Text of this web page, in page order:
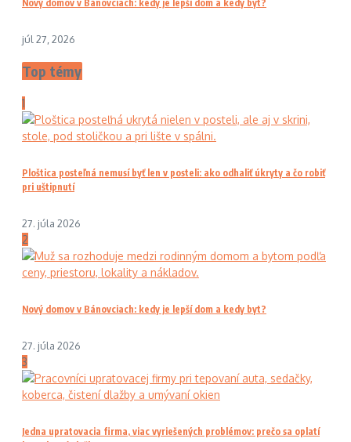
Nový domov v Bánovciach: kedy je lepší dom a kedy byt?
júl 27, 2026
Top témy
1
Ploštica posteľná nemusí byť len v posteli: ako odhaliť úkryty a čo robiť
pri uštipnutí
27. júla 2026
2
Nový domov v Bánovciach: kedy je lepší dom a kedy byt?
27. júla 2026
3
Jedna upratovacia firma, viac vyriešených problémov: prečo sa oplatí